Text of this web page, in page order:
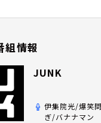
組情報
JUNK
伊集院光/爆笑
ぎ/バナナマン